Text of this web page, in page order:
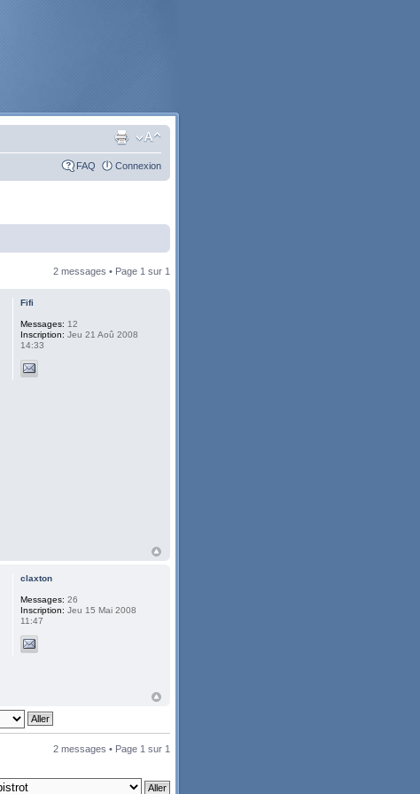
FAQ Connexion
2 messages • Page 1 sur 1
Fifi
Messages: 12
Inscription: Jeu 21 Aoû 2008
14:33
claxton
Messages: 26
Inscription: Jeu 15 Mai 2008
11:47
2 messages • Page 1 sur 1